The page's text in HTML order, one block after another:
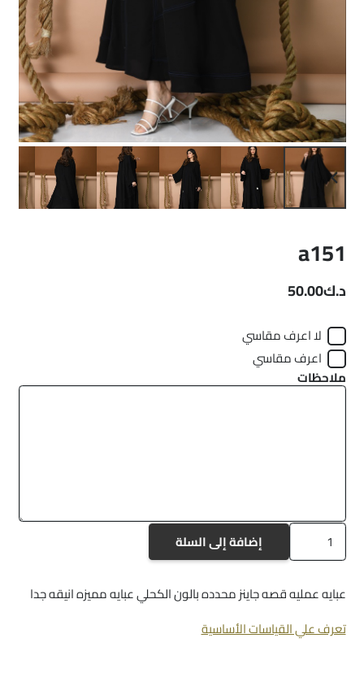
a151
د.ك50.00
لا اعرف مقاسي
اعرف مقاسي
ملاحظات
كمية
a151
إضافة إلى السلة
عبايه عمليه قصه جاينز محدده بالون الكحلي عبايه مميزه انيقه جدا
تعرف علي القياسات الأساسية